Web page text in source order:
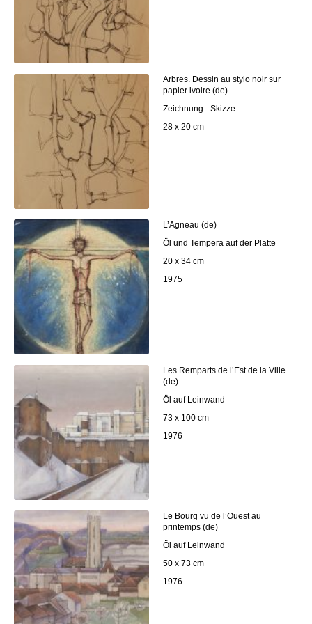
Arbres. Dessin au stylo noir sur
papier ivoire (de)
Zeichnung - Skizze
28 x 20 cm
L’Agneau (de)
Öl und Tempera auf der Platte
20 x 34 cm
1975
Les Remparts de l’Est de la Ville
(de)
Öl auf Leinwand
73 x 100 cm
1976
Le Bourg vu de l’Ouest au
printemps (de)
Öl auf Leinwand
50 x 73 cm
1976